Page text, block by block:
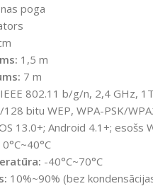
poga
1,5 m
7 m
IEEE 802.11 b/g/n, 2,4 GHz,
bitu WEP, WPA-PSK/
13.0+; Android 4.1+; esošs
0°C~40°C
-40°C~70°C
10%~90% (bez